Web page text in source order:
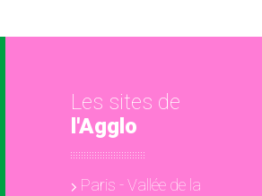
Les sites de
l'Agglo
Paris - Vallée de la